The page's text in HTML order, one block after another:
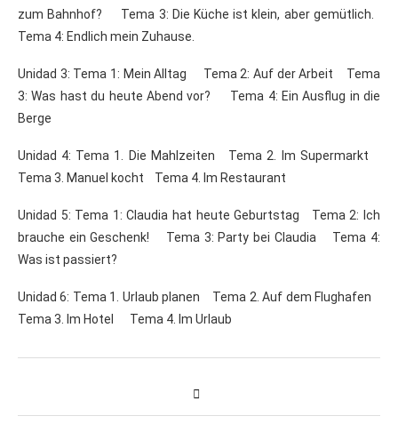
zum Bahnhof? Tema 3: Die Küche ist klein, aber gemütlich.
Tema 4: Endlich mein Zuhause.
Unidad 3: Tema 1: Mein Alltag Tema 2: Auf der Arbeit Tema
3: Was hast du heute Abend vor? Tema 4: Ein Ausflug in die
Berge
Unidad 4: Tema 1. Die Mahlzeiten Tema 2. Im Supermarkt
Tema 3. Manuel kocht Tema 4. Im Restaurant
Unidad 5: Tema 1: Claudia hat heute Geburtstag Tema 2: Ich
brauche ein Geschenk! Tema 3: Party bei Claudia Tema 4:
Was ist passiert?
Unidad 6: Tema 1. Urlaub planen Tema 2. Auf dem Flughafen
Tema 3. Im Hotel Tema 4. Im Urlaub